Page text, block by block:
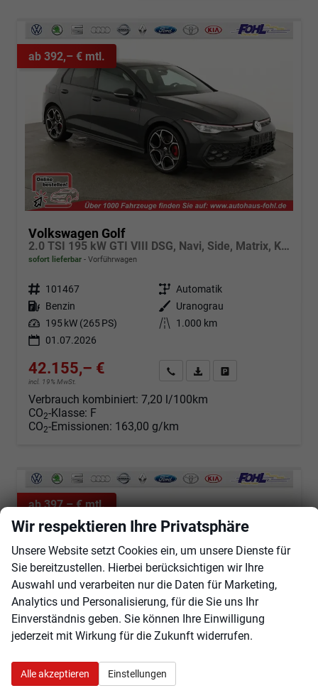
ab 392,– € mtl.
Volkswagen Golf
2.0 TSI 195 kW GTI VIII DSG, Navi, Side, Matrix, Kamera, Winter, 19-Zoll
sofort lieferbar Vorführwagen
Fahrzeugnr. 101467 Getriebe Automatik
Kraftstoff Benzin Außenfarbe
Uranograu
Leistung 195 kW (265 PS) Kilometerstand
1.000 km
01.07.2026
42.155,– €
incl. 19% MwSt.
Angebot anfordern
Fahrzeugexpose (PDF)
Verbrauch kombiniert: 7,20 l/100km
CO2-Klasse: F
CO2-Emissionen: 163,00 g/km
ab 397,– € mtl.
Volkswagen Golf
Wir respektieren Ihre Privatsphäre
Unsere Website setzt Cookies ein, um unsere Dienste für
Sie bereitzustellen. Hierbei berücksichtigen wir Ihre
Auswahl und verarbeiten nur die Daten für Marketing,
Analytics und Personalisierung, für die Sie uns Ihr
Einverständnis geben. Sie können Ihre Einwilligung
jederzeit mit Wirkung für die Zukunft widerrufen.
Alle akzeptieren Einstellungen